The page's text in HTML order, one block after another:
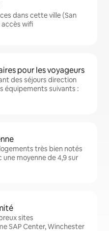
dans cette ville (San
wifi
pour les voyageurs
des séjours direction
équipements suivants :
très bien notés
une moyenne de 4,9 sur
sites
SAP Center, Winchester